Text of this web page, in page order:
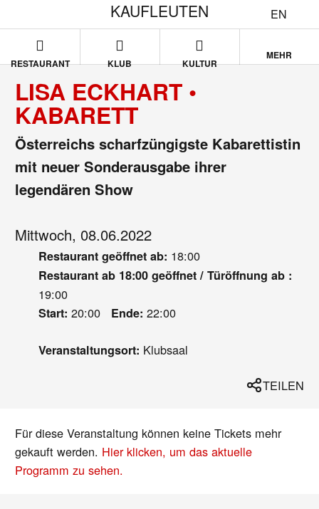
EN
KAUFLEUTEN
RESTAURANT KLUB KULTUR
MEHR
LISA ECKHART •
KABARETT
Österreichs scharfzüngigste Kabarettistin
mit neuer Sonderausgabe ihrer
legendären Show
Mittwoch, 08.06.2022
Restaurant geöffnet ab: 18:00
Restaurant ab 18:00 geöffnet / Türöffnung ab :
19:00
Start: 20:00 Ende: 22:00
Veranstaltungsort: Klubsaal
TEILEN
Für diese Veranstaltung können keine Tickets mehr
gekauft werden. Hier klicken, um das aktuelle
Programm zu sehen.